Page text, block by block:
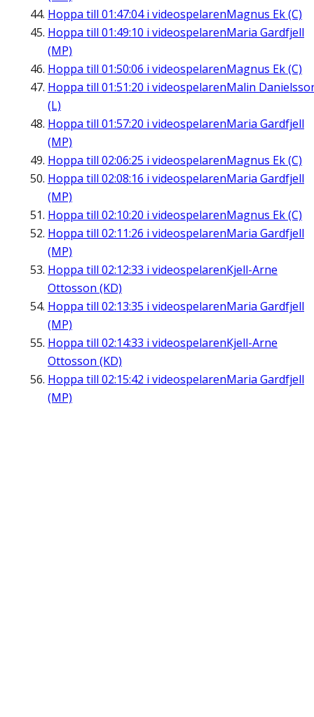
Hoppa till 01:47:04i videospelarenMagnus Ek (C)
Hoppa till 01:49:10 i videospelarenMaria Gardfjell
(MP)
Hoppa till 01:50:06 i videospelarenMagnus Ek (C)
Hoppa till 01:51:20 i videospelarenMalin
(L)
Hoppa till 01:57:20 i videospelarenMaria Gardfjell
(MP)
Hoppa till 02:06:25 i videospelarenMagnus Ek (C)
Hoppa till 02:08:16 i videospelarenMaria Gardfjell
(MP)
Hoppa till 02:10:20 i videospelarenMagnus Ek (C)
Hoppa till 02:11:26 i videospelarenMaria Gardfjell
(MP)
Hoppa till 02:12:33 i videospelarenKjell-Arne
Ottosson (KD)
Hoppa till 02:13:35 i videospelarenMaria Gardfjell
(MP)
Hoppa till 02:14:33 i videospelarenKjell-Arne
Ottosson (KD)
Hoppa till 02:15:42 i videospelarenMaria Gardfjell
(MP)